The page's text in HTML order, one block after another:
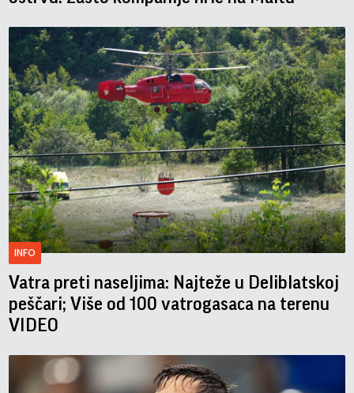
INFO
Vatra preti naseljima: Najteže u Deliblatskoj
peščari; Više od 100 vatrogasaca na terenu
VIDEO